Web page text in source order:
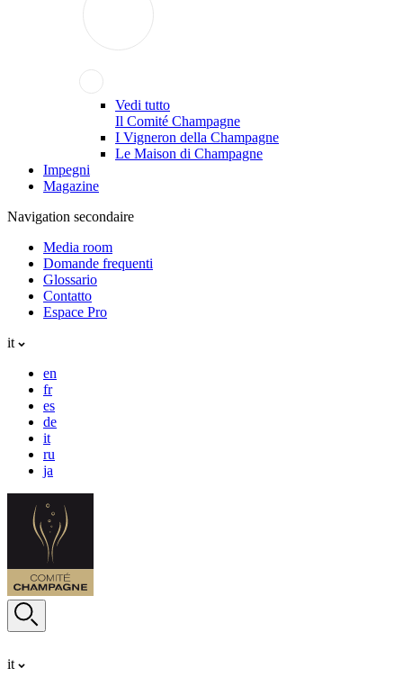
Vedi tutto
Il Comité Champagne
I Vigneron della Champagne
Le Maison di Champagne
Impegni
Magazine
Navigation secondaire
Media room
Domande frequenti
Glossario
Contatto
Espace Pro
it
en
fr
es
de
it
ru
ja
it